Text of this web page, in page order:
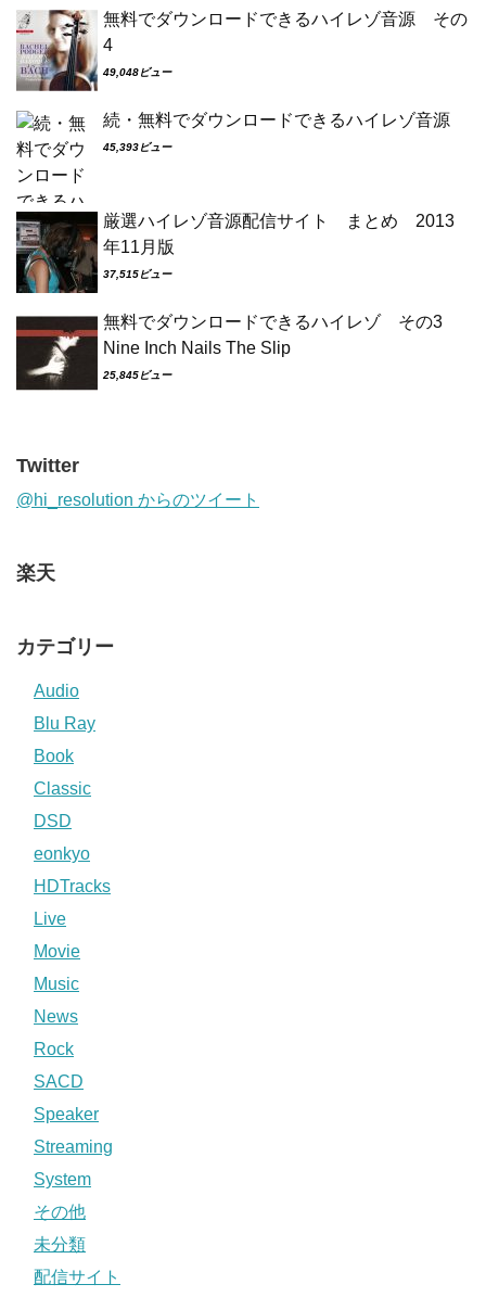
無料でダウンロードできるハイレゾ音源 その
4
49,048ビュー
続・無料でダウンロードできるハイレゾ音源
45,393ビュー
厳選ハイレゾ音源配信サイト まとめ 2013
年11月版
37,515ビュー
無料でダウンロードできるハイレゾ その3
Nine Inch Nails The Slip
25,845ビュー
Twitter
@hi_resolution からのツイート
楽天
カテゴリー
Audio
Blu Ray
Book
Classic
DSD
eonkyo
HDTracks
Live
Movie
Music
News
Rock
SACD
Speaker
Streaming
System
その他
未分類
配信サイト